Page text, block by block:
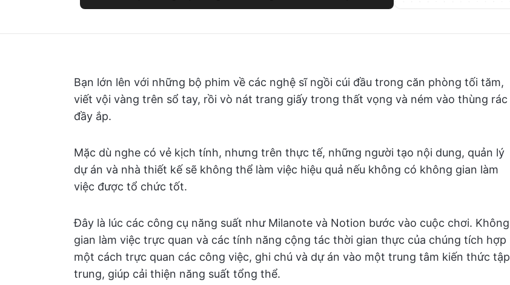
Bạn lớn lên với những bộ phim về các nghệ sĩ ngồi cúi đầu trong căn phòng tối tăm,
viết vội vàng trên sổ tay, rồi vò nát trang giấy trong thất vọng và ném vào thùng rác
đầy ắp.
Mặc dù nghe có vẻ kịch tính, nhưng trên thực tế, những người tạo nội dung, quản lý
dự án và nhà thiết kế sẽ không thể làm việc hiệu quả nếu không có không gian làm
việc được tổ chức tốt.
Đây là lúc các công cụ năng suất như Milanote và Notion bước vào cuộc chơi. Không
gian làm việc trực quan và các tính năng cộng tác thời gian thực của chúng tích hợp
một cách trực quan các công việc, ghi chú và dự án vào một trung tâm kiến thức tập
trung, giúp cải thiện năng suất tổng thể.